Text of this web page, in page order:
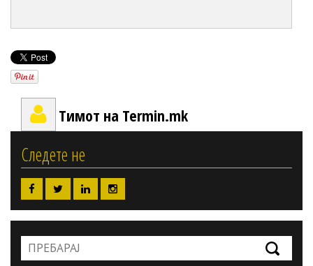
Тимот на Termin.mk
Следете не